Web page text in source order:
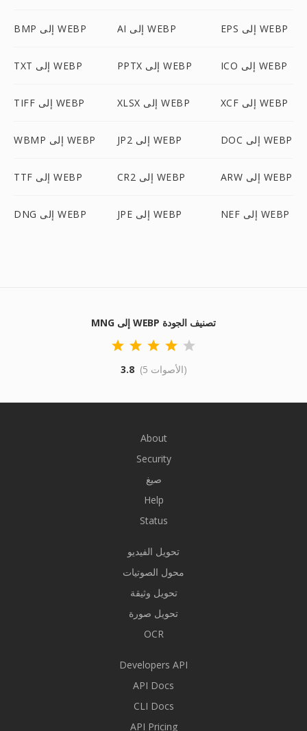
BMP إلى WEBP AI إلى WEBP EPS إلى WEBP
TXT إلى WEBP PPTX إلى WEBP ICO إلى WEBP
TIFF إلى WEBP XLSX إلى WEBP XCF إلى WEBP
WBMP إلى WEBP JP2 إلى WEBP DOC إلى WEBP
TTF إلى WEBP CR2 إلى WEBP ARW إلى WEBP
DNG إلى WEBP JPE إلى WEBP NEF إلى WEBP
MNG إلى WEBP تصنيف الجودة
3.8 (5 الأصوات)
About
Security
صيغ
Help
Status
تحويل الفيديو
محول الصوتيات
تحويل وثيقة
تحويل صورة
OCR
Developers API
API Docs
CLI Docs
API Pricing